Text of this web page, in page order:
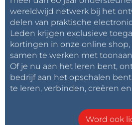
wereldwijd netwerk bij het
delen van praktische
Leden krijgen exclusieve
kortingen in onze online
samen te werken met
Of je nu aan het leren bent,
bedrijf aan het opschalen
te leren, verbinden, creëren
Word ook